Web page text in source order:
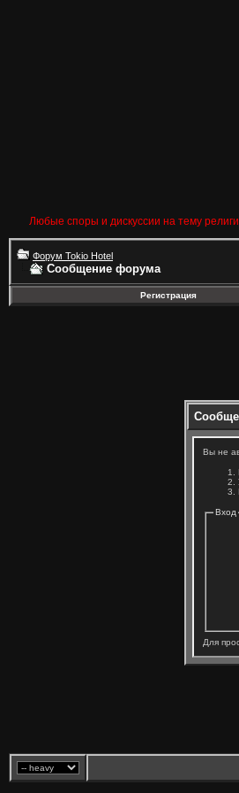
Любые споры и дискуссии на тему
Форум Tokio Hotel
Сообщение форума
Регистрация
Вы не
Вход
Для